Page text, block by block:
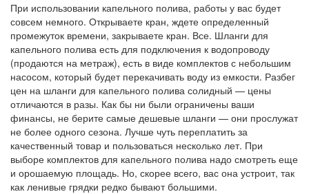
При использовании капельного полива, работы у вас будет
совсем немного. Открываете кран, ждете определенный
промежуток времени, закрываете кран. Все. Шланги для
капельного полива есть для подключения к водопроводу
(продаются на метраж), есть в виде комплектов с небольшим
насосом, который будет перекачивать воду из емкости. Разбег
цен на шланги для капельного полива солидный — цены
отличаются в разы. Как бы ни были ограничены ваши
финансы, не берите самые дешевые шланги — они прослужат
не более одного сезона. Лучше чуть переплатить за
качественный товар и пользоваться несколько лет. При
выборе комплектов для капельного полива надо смотреть еще
и орошаемую площадь. Но, скорее всего, вас она устроит, так
как ленивые грядки редко бывают большими.